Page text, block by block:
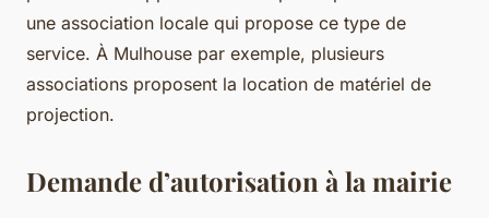
une association locale qui propose ce type de
service. À Mulhouse par exemple, plusieurs
associations proposent la location de matériel de
projection.
Demande d’autorisation à la mairie